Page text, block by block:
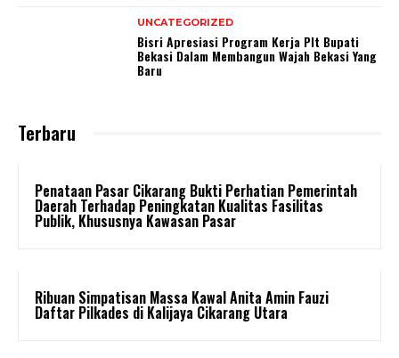
UNCATEGORIZED
Bisri Apresiasi Program Kerja Plt Bupati
Bekasi Dalam Membangun Wajah Bekasi Yang
Baru
Terbaru
Penataan Pasar Cikarang Bukti Perhatian Pemerintah
Daerah Terhadap Peningkatan Kualitas Fasilitas
Publik, Khususnya Kawasan Pasar
Ribuan Simpatisan Massa Kawal Anita Amin Fauzi
Daftar Pilkades di Kalijaya Cikarang Utara